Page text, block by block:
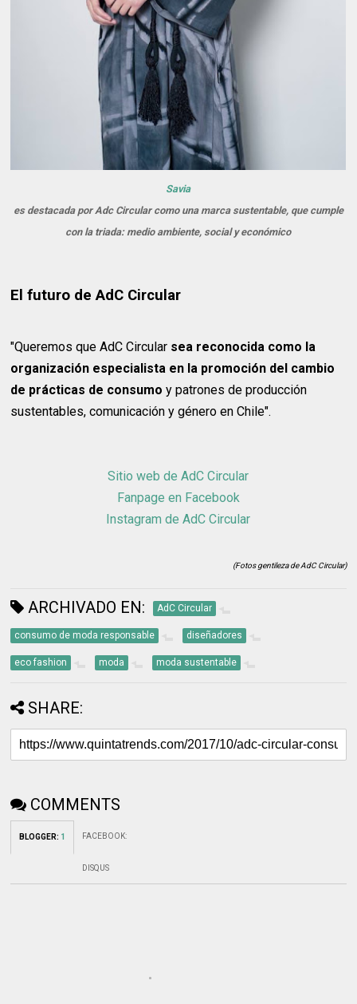
Savia
es destacada por Adc Circular como una marca sustentable, que cumple
con la triada: medio ambiente, social y económico
El futuro de AdC Circular
"Queremos que AdC Circular sea reconocida como la
organización especialista en la promoción del cambio
de prácticas de consumoy patrones de producción
sustentables, comunicación y género en Chile".
Sitio web de AdC Circular
Fanpage en Facebook
Instagram de AdC Circular
(Fotos gentileza de AdC Circular)
ARCHIVADO EN: AdC Circular
consumo de moda responsable diseñadores
eco fashion moda moda sustentable
SHARE:
COMMENTS
BLOGGER: 1 FACEBOOK:
DISQUS